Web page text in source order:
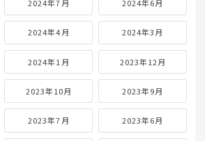
2024年7月 2024年6月
2024年4月 2024年3月
2024年1月 2023年12月
2023年10月 2023年9月
2023年7月 2023年6月